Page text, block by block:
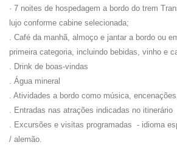
· 7 noites de hospedagem a bordo do trem
lujo conforme cabine selecionada;
. Café da manhã, almoço e jantar a bordo ou
primeira categoria, incluindo bebidas, vinho e
. Drink de boas-vindas
. Água mineral
. Atividades a bordo como música,
. Entradas nas atrações indicadas no itinerário
. Excursões e visitas programadas - idioma
/ alemão.